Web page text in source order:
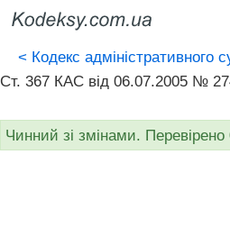
< Кодекс адміністративного
Ст. 367 КАС від 06.07.2005 №
Чинний зі змінами.